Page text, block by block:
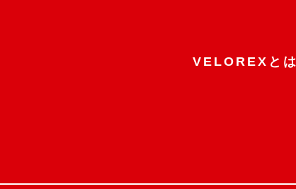
VELOREXとは